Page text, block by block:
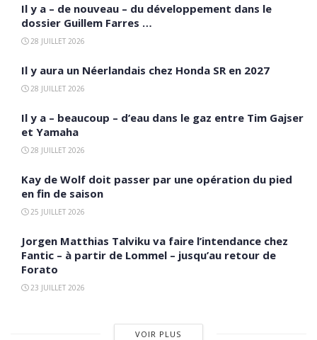
Il y a – de nouveau – du développement dans le
dossier Guillem Farres …
28 JUILLET 2026
Il y aura un Néerlandais chez Honda SR en 2027
28 JUILLET 2026
Il y a – beaucoup – d’eau dans le gaz entre Tim Gajser
et Yamaha
28 JUILLET 2026
Kay de Wolf doit passer par une opération du pied
en fin de saison
25 JUILLET 2026
Jorgen Matthias Talviku va faire l’intendance chez
Fantic – à partir de Lommel – jusqu’au retour de
Forato
23 JUILLET 2026
VOIR PLUS